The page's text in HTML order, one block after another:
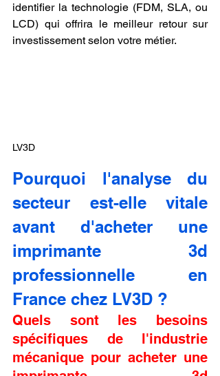
identifier la technologie (FDM, SLA, ou
LCD) qui offrira le meilleur retour sur
investissement selon votre métier.
LV3D
Pourquoi l'analyse du
secteur est-elle vitale
avant d'acheter une
imprimante 3d
professionnelle en
France chez LV3D ?
Quels sont les besoins
spécifiques de l'industrie
mécanique pour acheter une